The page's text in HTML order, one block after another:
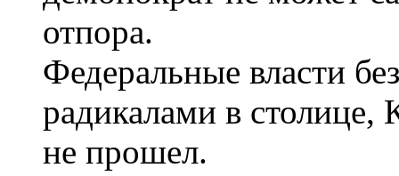
отпора.
Федеральные власти
радикалами в
не прошел.